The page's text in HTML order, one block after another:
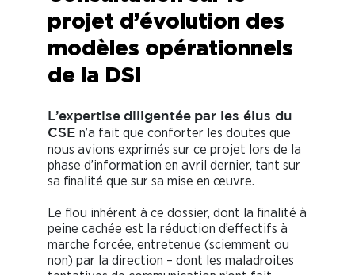
projet d’évolution des
modèles opérationnels
de la DSI
L’expertise diligentée par les élus du
CSE n’a fait que conforter les doutes que
nous avions exprimés sur ce projet lors de la
phase d’information en avril dernier, tant sur
sa finalité que sur sa mise en œuvre.
Le flou inhérent à ce dossier, dont la finalité à
peine cachée est la réduction d’effectifs à
marche forcée, entretenue (sciemment ou
non) par la direction – dont les maladroites